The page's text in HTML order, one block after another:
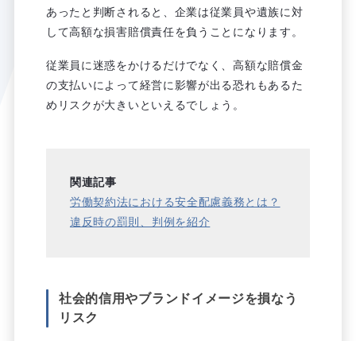
あったと判断されると、企業は従業員や遺族に対
して高額な損害賠償責任を負うことになります。
従業員に迷惑をかけるだけでなく、高額な賠償金
の支払いによって経営に影響が出る恐れもあるた
めリスクが大きいといえるでしょう。
関連記事
労働契約法における安全配慮義務とは？
違反時の罰則、判例を紹介
社会的信用やブランドイメージを損なう
リスク